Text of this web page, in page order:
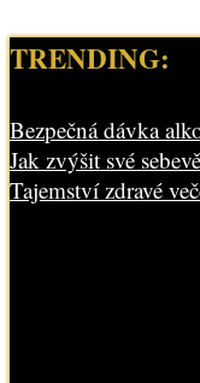
TRENDING:
Bezpečná dávka
Jak zvýšit své
Tajemství zdravé